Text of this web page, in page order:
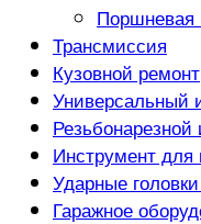
Поршневая
Трансмиссия
Кузовной ремонт
Универсальный
Резьбонарезной
Инструмент для
Ударные
Гаражное